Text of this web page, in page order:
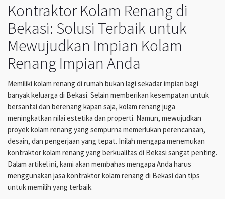
Kontraktor Kolam Renang di
Bekasi: Solusi Terbaik untuk
Mewujudkan Impian Kolam
Renang Impian Anda
Memiliki kolam renang di rumah bukan lagi sekadar impian bagi
banyak keluarga di Bekasi. Selain memberikan kesempatan untuk
bersantai dan berenang kapan saja, kolam renang juga
meningkatkan nilai estetika dan properti. Namun, mewujudkan
proyek kolam renang yang sempurna memerlukan perencanaan,
desain, dan pengerjaan yang tepat. Inilah mengapa menemukan
kontraktor kolam renang yang berkualitas di Bekasi sangat penting.
Dalam artikel ini, kami akan membahas mengapa Anda harus
menggunakan jasa kontraktor kolam renang di Bekasi dan tips
untuk memilih yang terbaik.